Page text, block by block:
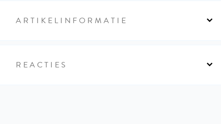
ARTIKELINFORMATIE
REACTIES